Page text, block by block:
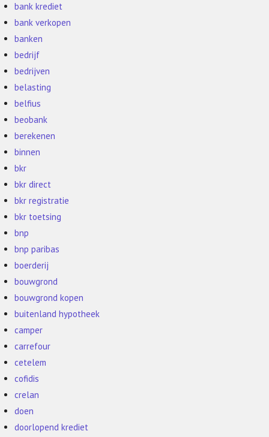
bank krediet
bank verkopen
banken
bedrijf
bedrijven
belasting
belfius
beobank
berekenen
binnen
bkr
bkr direct
bkr registratie
bkr toetsing
bnp
bnp paribas
boerderij
bouwgrond
bouwgrond kopen
buitenland hypotheek
camper
carrefour
cetelem
cofidis
crelan
doen
doorlopend krediet